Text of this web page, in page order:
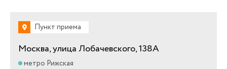
Пункт приема
Москва, улица Лобачевского, 138А
метро Рижская